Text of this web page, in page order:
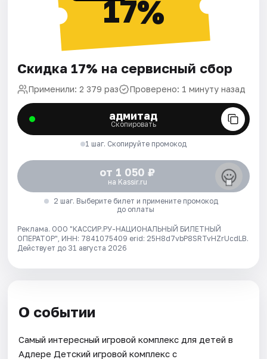
17%
Скидка 17% на сервисный сбор
Применили: 2 379 раз Проверено: 1 минуту назад
адмитад
Скопировать
1 шаг. Скопируйте промокод
от 1 050 ₽
на Kassir.ru
2 шаг. Выберите билет и примените промокод
до оплаты
Реклама. ООО "КАССИР.РУ-НАЦИОНАЛЬНЫЙ БИЛЕТНЫЙ
ОПЕРАТОР", ИНН: 7841075409 erid: 25H8d7vbP8SRTvHZrUcdLB.
Действует до 31 августа 2026
О событии
Самый интересный игровой комплекс для детей в
Адлере Детский игровой комплекс с